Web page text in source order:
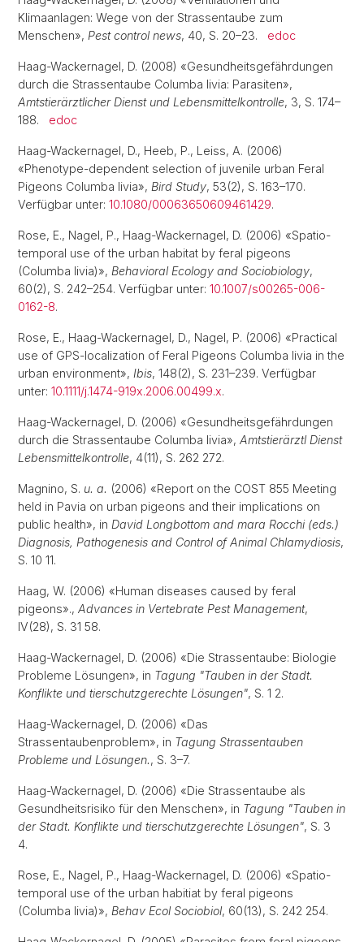
Klimaanlagen: Wege von der Strassentaube zum
Menschen», Pest control news, 40, S. 20–23. edoc
Haag-Wackernagel, D. (2008) «Gesundheitsgefährdungen
durch die Strassentaube Columba livia: Parasiten»,
Amtstierärztlicher Dienst und Lebensmittelkontrolle, 3, S. 174–
188. edoc
Haag-Wackernagel, D., Heeb, P., Leiss, A. (2006)
«Phenotype-dependent selection of juvenile urban Feral
Pigeons Columba livia», Bird Study, 53(2), S. 163–170.
Verfügbar unter: 10.1080/00063650609461429.
Rose, E., Nagel, P., Haag-Wackernagel, D. (2006) «Spatio-
temporal use of the urban habitat by feral pigeons
(Columba livia)», Behavioral Ecology and Sociobiology,
60(2), S. 242–254. Verfügbar unter: 10.1007/s00265-006-
0162-8.
Rose, E., Haag-Wackernagel, D., Nagel, P. (2006) «Practical
use of GPS-localization of Feral Pigeons Columba livia in the
urban environment», Ibis, 148(2), S. 231–239. Verfügbar
unter: 10.1111/j.1474-919x.2006.00499.x.
Haag-Wackernagel, D. (2006) «Gesundheitsgefährdungen
durch die Strassentaube Columba livia», Amtstierärztl Dienst
Lebensmittelkontrolle, 4(11), S. 262 272.
Magnino, S. u. a. (2006) «Report on the COST 855 Meeting
held in Pavia on urban pigeons and their implications on
public health», in David Longbottom and mara Rocchi (eds.)
Diagnosis, Pathogenesis and Control of Animal Chlamydiosis,
S. 10 11.
Haag, W. (2006) «Human diseases caused by feral
pigeons»., Advances in Vertebrate Pest Management,
IV(28), S. 31 58.
Haag-Wackernagel, D. (2006) «Die Strassentaube: Biologie
Probleme Lösungen», in Tagung "Tauben in der Stadt.
Konflikte und tierschutzgerechte Lösungen", S. 1 2.
Haag-Wackernagel, D. (2006) «Das
Strassentaubenproblem», in Tagung Strassentauben
Probleme und Lösungen., S. 3–7.
Haag-Wackernagel, D. (2006) «Die Strassentaube als
Gesundheitsrisiko für den Menschen», in Tagung "Tauben in
der Stadt. Konflikte und tierschutzgerechte Lösungen", S. 3
4.
Rose, E., Nagel, P., Haag-Wackernagel, D. (2006) «Spatio-
temporal use of the urban habitiat by feral pigeons
(Columba livia)», Behav Ecol Sociobiol, 60(13), S. 242 254.